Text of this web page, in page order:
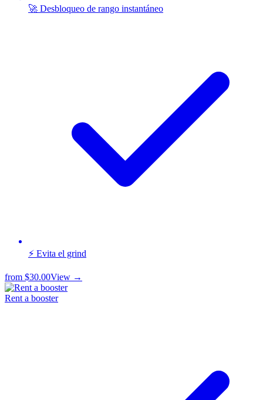
🚀 Desbloqueo de rango instantáneo
⚡ Evita el grind
from $30.00View →
Rent a booster